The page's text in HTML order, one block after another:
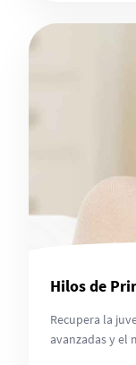
Hilos de
Recupera la
avanzadas y el